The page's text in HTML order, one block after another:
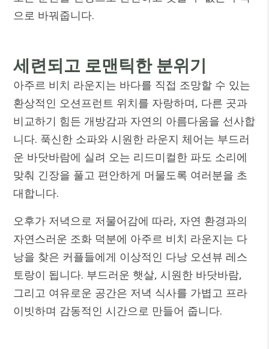
으로 바꿔줍니다.
세련되고 로맨틱한 분위기
아주르 비치 라운지는 바다를 직접 조망할 수 있는
환상적인 오션프런트 위치를 자랑하며, 다른 곳과
비교하기 힘든 개방감과 자연의 아름다움을 선사합
니다. 푹신한 소파와 시원한 라운지 체어는 부드러
운 바닷바람에 실려 오는 리드미컬한 파도 소리에
맞춰 긴장을 풀고 편안하게 머물도록 여러분을 초
대합니다.
오후가 저녁으로 저물어감에 따라, 자연 환경과의
자연스러운 조화 덕분에 아주르 비치 라운지는 다
낭을 찾은 커플들에게 이상적인 다낭 오션뷰 레스
토랑이 됩니다. 부드러운 햇살, 시원한 바닷바람,
그리고 여유로운 공간은 저녁 식사를 가볍고 프라
이빗하며 감동적인 시간으로 만들어 줍니다.